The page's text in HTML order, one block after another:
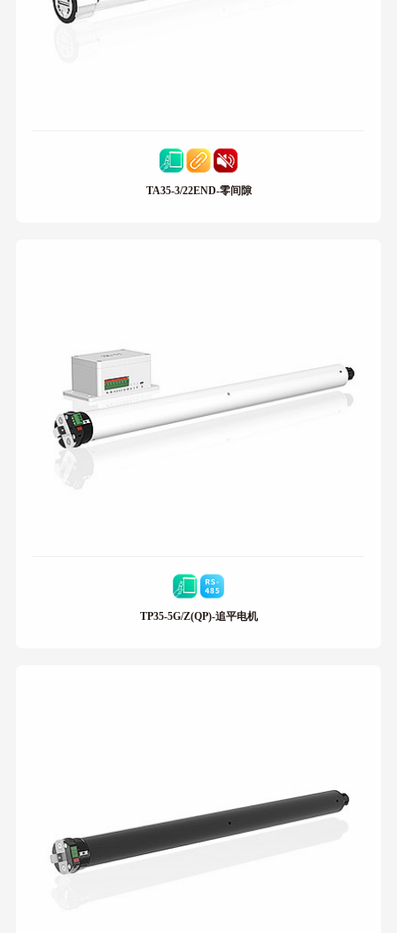
TA35-3/22END-零间隙
TP35-5G/Z(QP)-追平电机